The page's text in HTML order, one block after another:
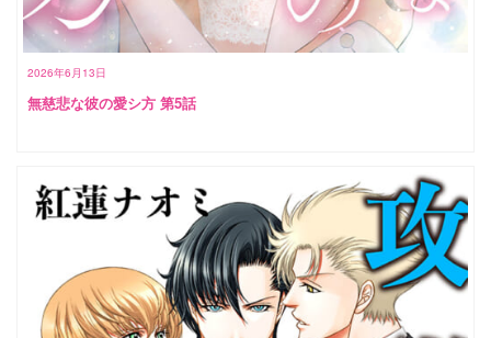
2026年6月13日
無慈悲な彼の愛シ方 第5話